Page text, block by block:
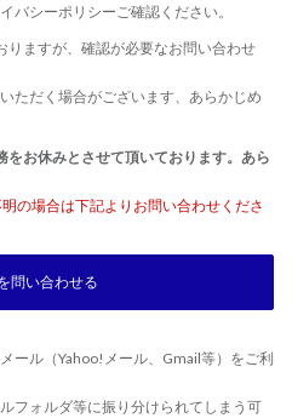
バシーポリシーご確認ください。
ますが、確認が必要なお問い合わせ
ただく場合がございます、あらかじめ
お休みとさせて頂いております。あら
の場合は下記よりお問い合わせくださ
問い合わせる
ール（Yahoo!メール、Gmail等）をご利
フォルダ等に振り分けられてしまう可